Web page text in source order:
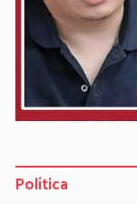
Política